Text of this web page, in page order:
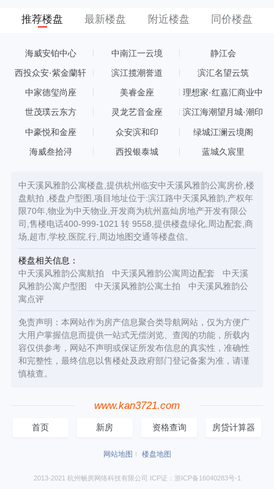
推荐楼盘 最新楼盘 附近楼盘 同价楼盘
海威安铂中心 中南江一云境 静江会
西投众安·紫金蘭轩 滨江揽潮誉道 滨汇名望云筑
中家德玺尚座 美睿金座
理想家·红嘉汇商业中
世茂璞云东方 灵龙艺音金座 滨江海潮望月城·潮印
中豪悦和金座 众安滨和印 绿城江澜云境阁
海威叁拾浔 西投银泰城 蓝城久宸里
中天溪风雅韵公寓楼盘,提供杭州临安中天溪风雅韵公寓房价,楼
盘航拍 ,楼盘户型图,项目地址位于:滨江路中天溪风雅韵,产权年
限70年,物业为中天物业,开发商为杭州嘉灿房地产开发有限公
司,售楼电话400-999-1021 转 9558,提供楼盘绿化,周边配套,商
场,超市,学校,医院,行,周边地图交通等楼盘信。
楼盘相关信息：
中天溪风雅韵公寓航拍
中天溪风雅韵公寓周边配套
中天溪
风雅韵公寓户型图
中天溪风雅韵公寓土拍
中天溪风雅韵公
寓点评
免责声明：本网站作为房产信息聚合类导航网站，仅为方便广
大用户掌握信息而提供一站式无偿浏览、查阅的功能，所载内
容仅供参考，网站不声明或保证所发布信息的真实性，准确性
和完整性，最终信息以售楼处及政府部门登记备案为准，请谨
慎核查。
www.kan3721.com
首页 新房 资格查询 房贷计算器
网站地图 楼盘地图
2013-2021 杭州畅房网络科技有限公司 ICP证：浙ICP备16040283号-1